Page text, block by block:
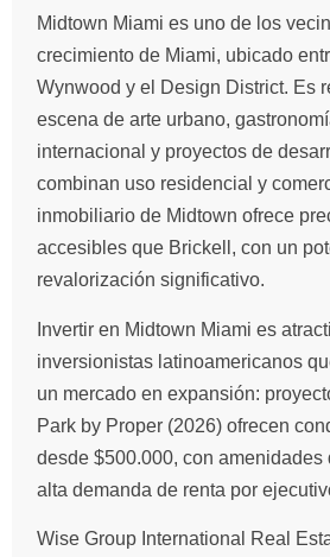
Midtown Miami es uno de los
crecimiento de Miami, ubicado
Wynwood y el Design District. Es
escena de arte urbano,
internacional y proyectos de
combinan uso residencial y
inmobiliario de Midtown ofrece
accesibles que Brickell, con un
revalorización significativo.
Invertir en Midtown Miami es
inversionistas latinoamericanos
un mercado en expansión:
Park by Proper (2026) ofrecen
desde $500.000, con amenidades
alta demanda de renta por
Wise Group International Real